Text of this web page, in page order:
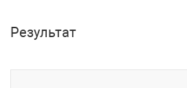
Результат